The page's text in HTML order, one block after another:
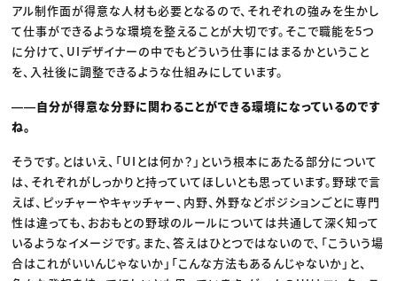
アル制作面が得意な人材も必要となるので、それぞれの強みを生かし
て仕事ができるような環境を整えることが大切です。そこで職能を5つ
に分けて、UIデザイナーの中でもどういう仕事にはまるかということ
を、入社後に調整できるような仕組みにしています。
――自分が得意な分野に関わることができる環境になっているのです
ね。
そうです。とはいえ、「UIとは何か？」という根本にあたる部分について
は、それぞれがしっかりと持っていてほしいとも思っています。野球で言
えば、ピッチャーやキャッチャー、内野、外野などポジションごとに専門
性は違っても、おおもとの野球のルールについては共通して深く知って
いるようなイメージです。また、答えはひとつではないので、「こういう場
合はこれがいいんじゃないか」「こんな方法もあるんじゃないか」と、